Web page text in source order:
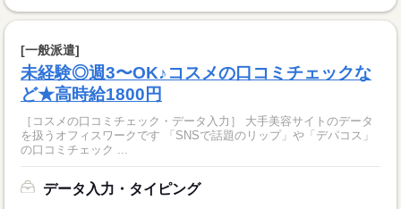
[一般派遣]
未経験◎週3〜OK♪コスメの口コミチェックな
ど★高時給1800円
［コスメの口コミチェック・データ入力］ 大手美容サイトのデータ
を扱うオフィスワークです 「SNSで話題のリップ」や「デパコス」
の口コミチェック ...
データ入力・タイピング